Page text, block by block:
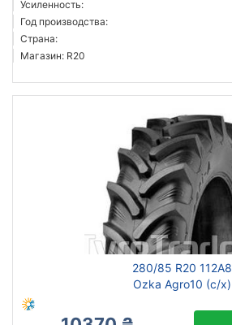
Усиленность:
Год производства:
Страна:
Магазин: R20
280/85 R20 112A8
Ozka Agro10 (с/х)